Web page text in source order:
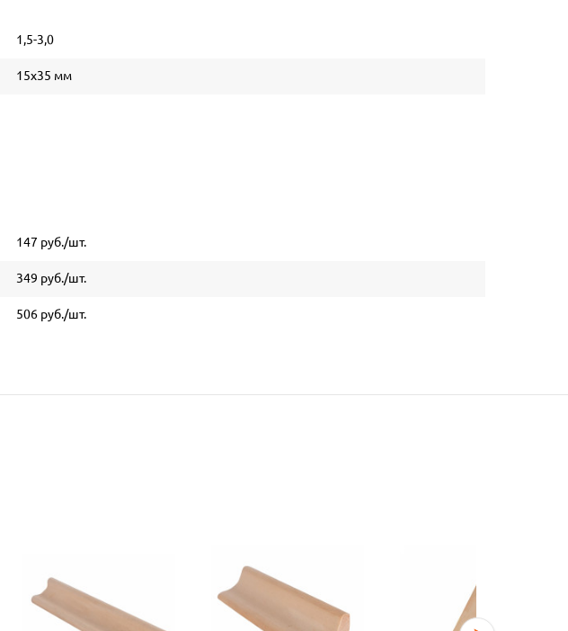
1,5-3,0
15х35 мм
147 руб./шт.
349 руб./шт.
506 руб./шт.